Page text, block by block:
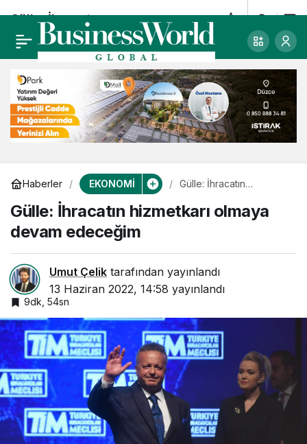
Haberler EKONOMİ
Gülle: İhracatın
devam edeceğim
Gülle: İhracatın hizmetkarı olmaya
devam edeceğim
Umut Çelik tarafından yayınlandı
13 Haziran 2022, 14:58 yayınlandı
9dk, 54sn
Gülle: İhracatın
hizmetkarı olmaya
devam edeceğim
0